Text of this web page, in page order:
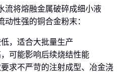
流将熔融金属破碎成细小液
性强的铜合金粉末：
，适合大批量生产
可能影响后续烧结性能
求不严苛的注射成型、冶金浇